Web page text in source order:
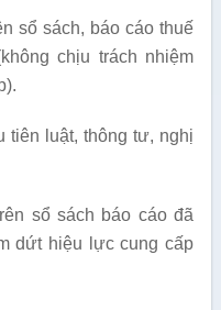
sổ sách, báo cáo thuế
chịu trách nhiệm
luật, thông tư, nghị
sổ sách báo cáo đã
dứt hiệu lực cung cấp